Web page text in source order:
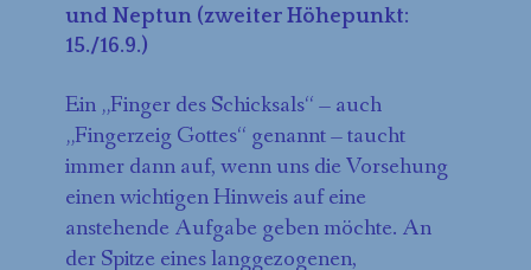
und Neptun (zweiter Höhepunkt:
15./16.9.)
Ein „Finger des Schicksals“ – auch
„Fingerzeig Gottes“ genannt – taucht
immer dann auf, wenn uns die Vorsehung
einen wichtigen Hinweis auf eine
anstehende Aufgabe geben möchte. An
der Spitze eines langgezogenen,